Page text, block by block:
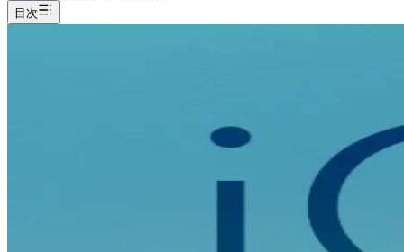
目次